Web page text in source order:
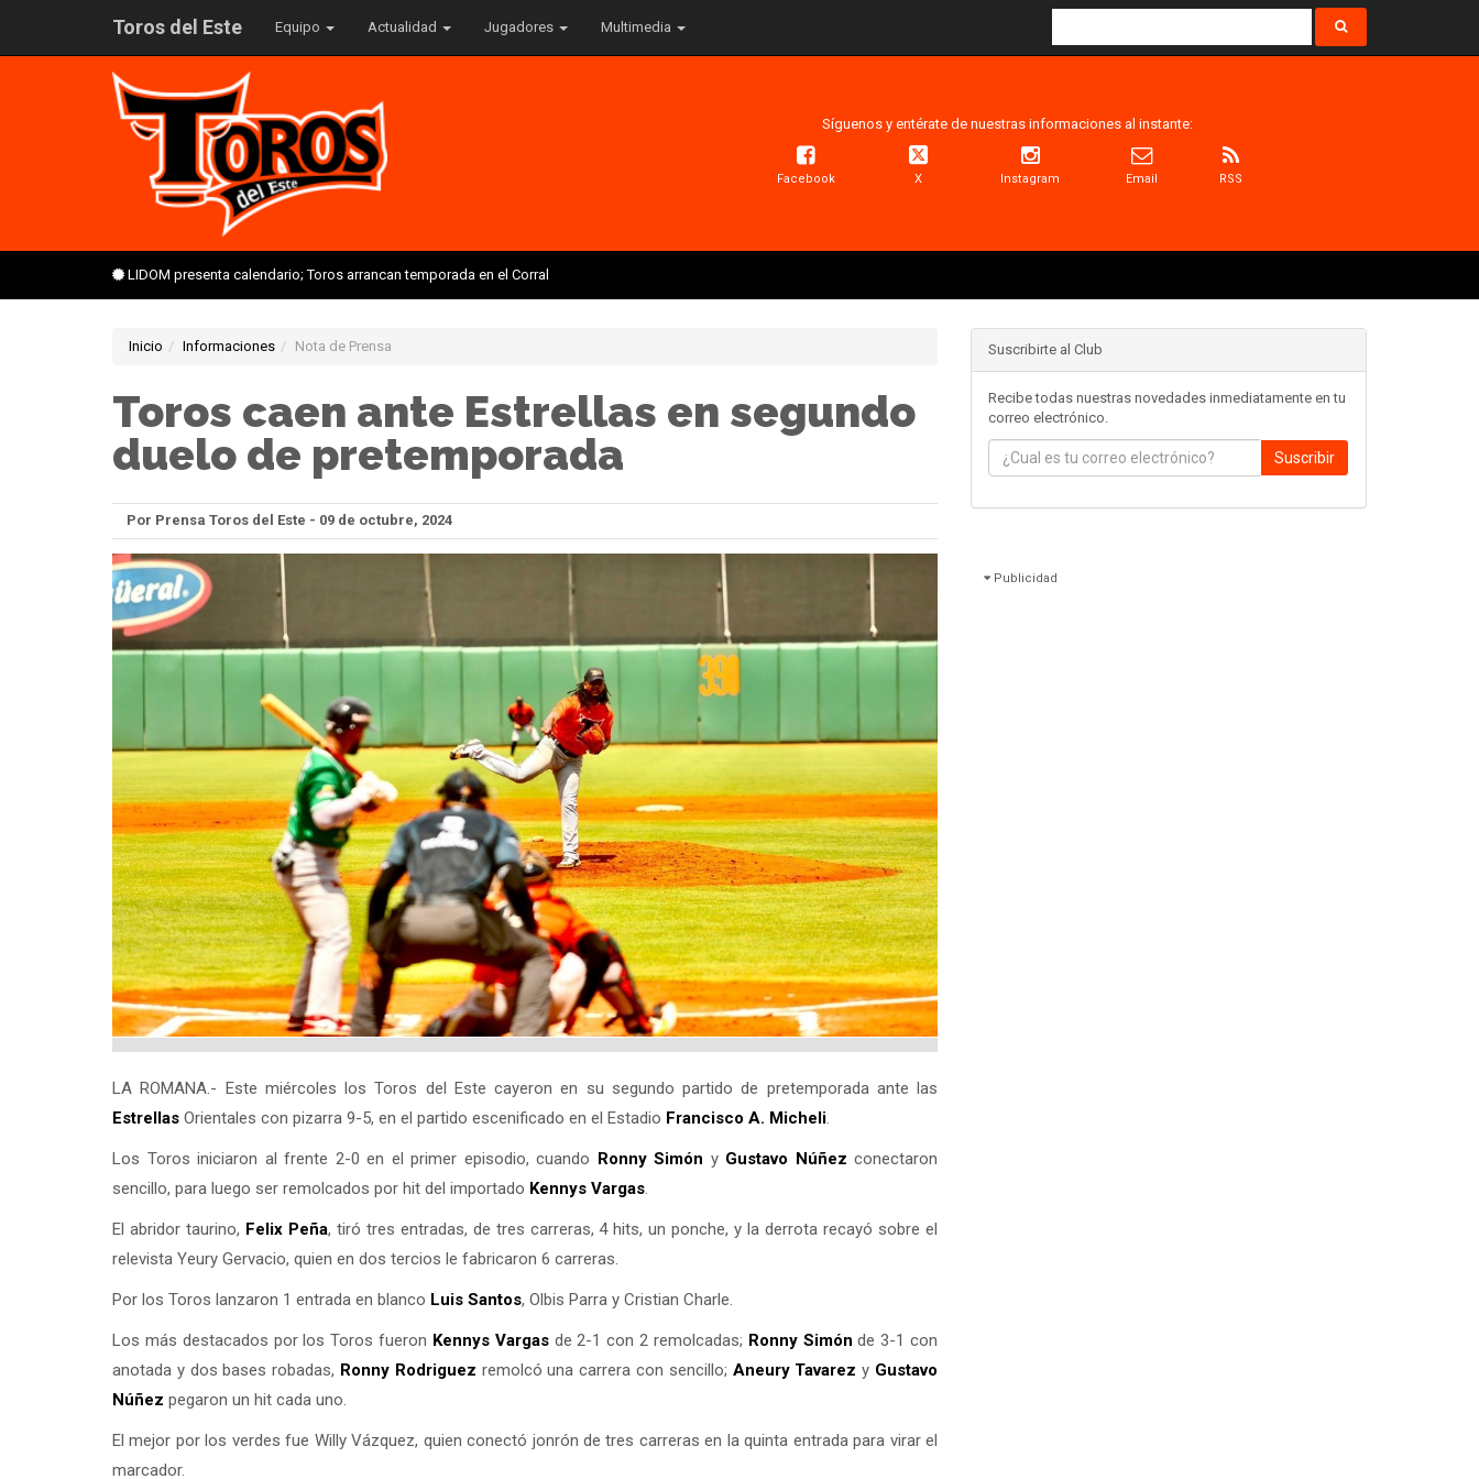
Toros del Este Equipo Actualidad Jugadores Multimedia
Síguenos y entérate de nuestras informaciones al instante:
Facebook X Instagram Email RSS
LIDOM presenta calendario; Toros arrancan temporada en el Corral
Inicio Informaciones Nota de Prensa
Toros caen ante Estrellas en segundo
duelo de pretemporada
Por Prensa Toros del Este - 09 de octubre, 2024
LA ROMANA.- Este miércoles los Toros del Este cayeron en su segundo partido de pretemporada ante las
Estrellas Orientales con pizarra 9-5, en el partido escenificado en el Estadio Francisco A. Micheli.
Los Toros iniciaron al frente 2-0 en el primer episodio, cuando Ronny Simón y Gustavo Núñez conectaron
sencillo, para luego ser remolcados por hit del importado Kennys Vargas.
El abridor taurino, Felix Peña, tiró tres entradas, de tres carreras, 4 hits, un ponche, y la derrota recayó sobre el
relevista Yeury Gervacio, quien en dos tercios le fabricaron 6 carreras.
Por los Toros lanzaron 1 entrada en blanco Luis Santos, Olbis Parra y Cristian Charle.
Los más destacados por los Toros fueron Kennys Vargasde 2-1 con 2 remolcadas; Ronny Simón de 3-1 con
anotada y dos bases robadas, Ronny Rodriguez remolcó una carrera con sencillo; Aneury Tavarez y Gustavo
Núñez pegaron un hit cada uno.
El mejor por los verdes fue Willy Vázquez, quien conectó jonrón de tres carreras en la quinta entrada para virar el
marcador.
Suscribirte al Club
Recibe todas nuestras novedades inmediatamente en tu
correo electrónico.
Suscribir
Publicidad